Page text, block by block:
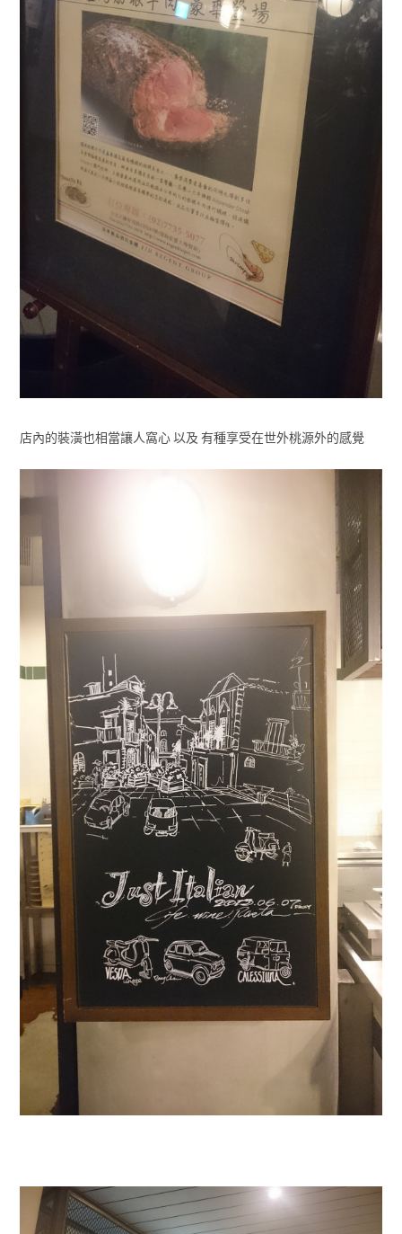
店內的裝潢也相當讓人窩心 以及 有種享受在世外桃源外的感覺